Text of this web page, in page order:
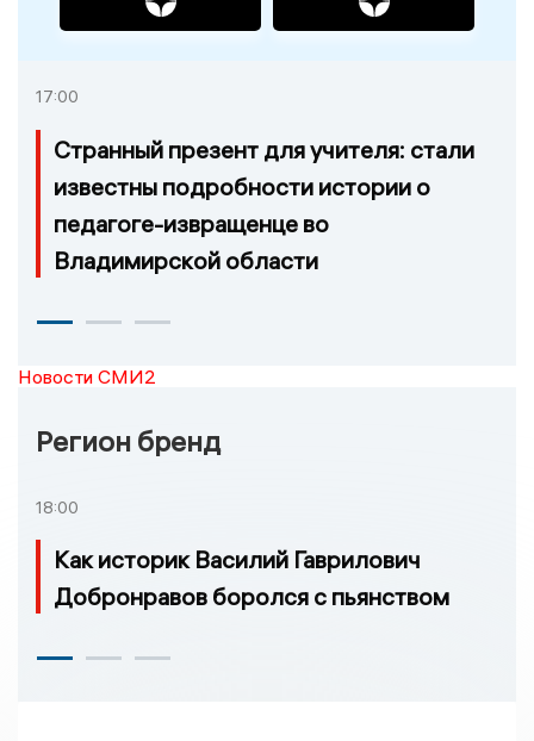
17:00
Странный презент для учителя: стали
известны подробности истории о
педагоге-извращенце во
Владимирской области
Новости СМИ2
Регион бренд
18:00
Как историк Василий Гаврилович
Добронравов боролся с пьянством